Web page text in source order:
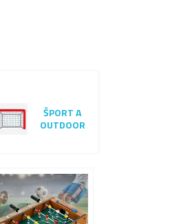
ŠPORT A
OUTDOOR